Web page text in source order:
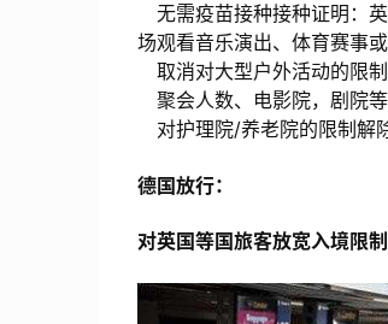
无需疫苗接种接种证明：
场观看音乐演出、体育赛事
取消对大型户外活动的限制
聚会人数、电影院，剧院
对护理院/养老院的限制解
德国放行：
对英国等国旅客放宽入境限制